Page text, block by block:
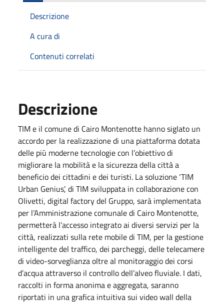
Descrizione
A cura di
Contenuti correlati
Descrizione
TIM e il comune di Cairo Montenotte hanno siglato un
accordo per la realizzazione di una piattaforma dotata
delle più moderne tecnologie con l’obiettivo di
migliorare la mobilità e la sicurezza della città a
beneficio dei cittadini e dei turisti. La soluzione ‘TIM
Urban Genius’, di TIM sviluppata in collaborazione con
Olivetti, digital factory del Gruppo, sarà implementata
per l’Amministrazione comunale di Cairo Montenotte,
permetterà l’accesso integrato ai diversi servizi per la
città, realizzati sulla rete mobile di TIM, per la gestione
intelligente del traffico, dei parcheggi, delle telecamere
di video-sorveglianza oltre al monitoraggio dei corsi
d’acqua attraverso il controllo dell’alveo fluviale. I dati,
raccolti in forma anonima e aggregata, saranno
riportati in una grafica intuitiva sui video wall della